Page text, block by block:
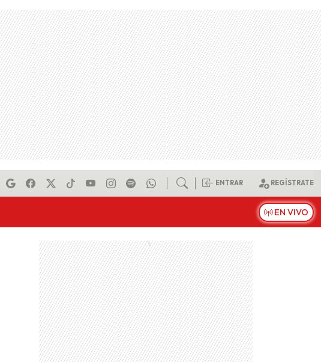
ENTRAR REGÍSTRATE
EN VIVO